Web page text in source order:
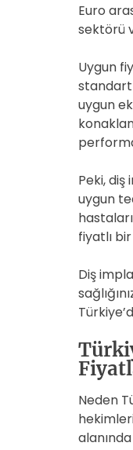
Euro
sektörü
Uygun
uygun
Peki, diş
uygun
fiyatlı
Diş
Neden